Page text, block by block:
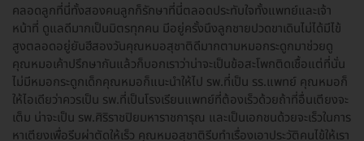
คลอดลูกที่นี่ทั้งสองคนลูกก็รักษาที่นี่ตลอดประทับใจทั้งแพทย์และเจ้า
หน้าที่ ดูแลดีมากเป็นมิตรทุกคน มีอยู่ครั้งนึงลูกชายปวดขาเดินไม่ได้มีไข้
สูงตลอดอยู่ยันฮีสองวันคุณหมอสุชาติดีมากตามหมอกระดูกมาช่วยดู
คุณหมอเค้าปรึกษากันแล้วก็บอกเราว่าน่าจะเป็นข้อสะโพกติดเชื้อแต่ที่นั่น
ไม่มีหมอกระดูกเด็กคุณหมอก็แนะนำให้ไป รพ.ที่เป็น รร.แพทย์ คุณหมอก็
ให้ไอเดียว่าควรเป็น รพ.ที่เป็นโรงเรียนแพทย์ที่ต้องเร็วด้วยถ้าที่อื่นเตียงจะ
เต็ม น่าจะเป็น รพ.ศิริราชปิยมหาราชการุณ และเป็นเอกชนด้วยจะเร็วในการ
หาเตียงเพื่อรีบผ่าตัดให้เร็ว คุณหมอสุชาติรีบทำเรื่องเอาประวัติคนไข้ให้เรา